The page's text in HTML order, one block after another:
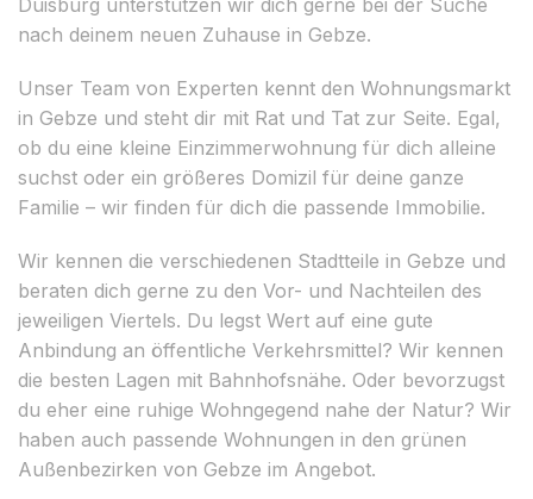
nach deinem neuen Zuhause in Gebze.
Unser Team von Experten kennt den Wohnungsmarkt
in Gebze und steht dir mit Rat und Tat zur Seite. Egal,
ob du eine kleine Einzimmerwohnung für dich alleine
suchst oder ein größeres Domizil für deine ganze
Familie – wir finden für dich die passende Immobilie.
Wir kennen die verschiedenen Stadtteile in Gebze und
beraten dich gerne zu den Vor- und Nachteilen des
jeweiligen Viertels. Du legst Wert auf eine gute
Anbindung an öffentliche Verkehrsmittel? Wir kennen
die besten Lagen mit Bahnhofsnähe. Oder bevorzugst
du eher eine ruhige Wohngegend nahe der Natur? Wir
haben auch passende Wohnungen in den grünen
Außenbezirken von Gebze im Angebot.